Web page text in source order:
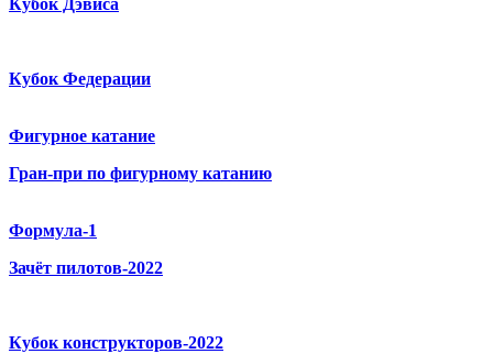
Кубок Дэвиса
Кубок Федерации
Фигурное катание
Гран-при по фигурному катанию
Формула-1
Зачёт пилотов-2022
Кубок конструкторов-2022